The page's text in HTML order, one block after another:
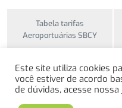
Tabela tarifas
Aeroportuárias SBCY
Este site utiliza cookies
você estiver de acordo
de dúvidas, acesse nossa